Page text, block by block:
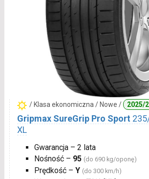
/ Klasa ekonomiczna / Nowe / 2025/
Gripmax SureGrip Pro Sport
XL
Gwarancja – 2 lata
Nośność – 95 (do 690 kg/oponę)
Prędkość – Y (do 300 km/h)